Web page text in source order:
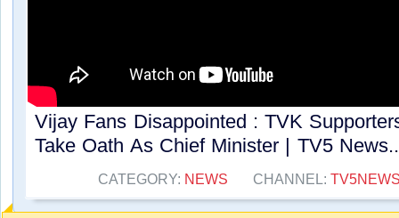
Vijay Fans Disappointed : TVK
Take Oath As Chief Minister | TV5
CATEGORY: NEWS CHANNEL: